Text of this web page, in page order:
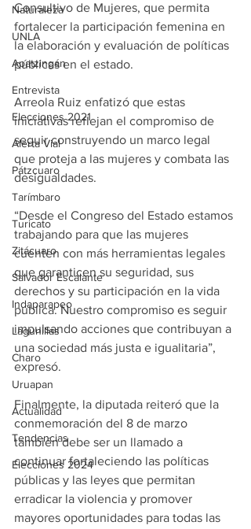
Naturaleza
UNLA
Apatzingán
Entrevista
Elecciones 2021
Alerta Vial
Pátzcuaro
Tarímbaro
Turicato
Zitácuaro
Salvador Escalante
Indaparapeo
Lagunillas
Charo
Uruapan
Actualidad
Tendencias
Elecciones 2024
Consultivo de Mujeres, que permita
fortalecer la participación femenina en
la elaboración y evaluación de políticas
públicas en el estado.
Arreola Ruiz enfatizó que estas
iniciativas reflejan el compromiso de
seguir construyendo un marco legal
que proteja a las mujeres y combata las
desigualdades.
“Desde el Congreso del Estado estamos
trabajando para que las mujeres
cuenten con más herramientas legales
que garanticen su seguridad, sus
derechos y su participación en la vida
pública. Nuestro compromiso es seguir
impulsando acciones que contribuyan a
una sociedad más justa e igualitaria”,
expresó.
Finalmente, la diputada reiteró que la
conmemoración del 8 de marzo
también debe ser un llamado a
continuar fortaleciendo las políticas
públicas y las leyes que permitan
erradicar la violencia y promover
mayores oportunidades para todas las